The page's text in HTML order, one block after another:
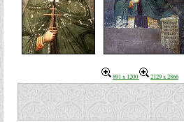
891 x 1200 2129 x 2866